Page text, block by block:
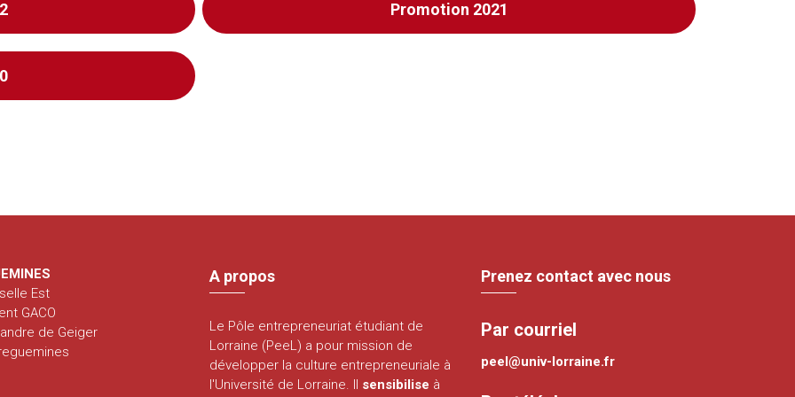
Promotion 2021
Est
GACO
de Geiger
A propos
Le Pôle entrepreneuriat étudiant de
Lorraine (PeeL) a pour mission de
développer la culture entrepreneuriale à
l'Université de Lorraine. Il sensibilise à
Prenez contact avec nous
Par courriel
peel@univ-lorraine.fr